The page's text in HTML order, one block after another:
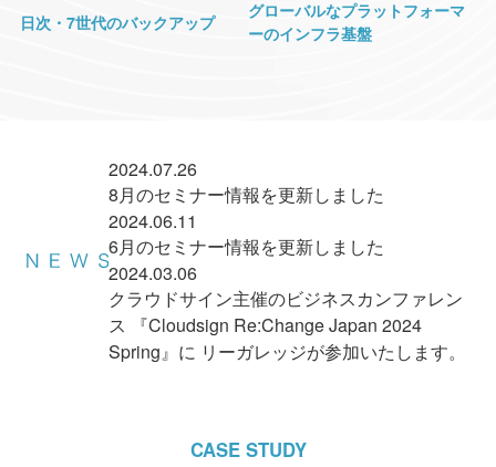
日次・7世代のバックアップ
グローバルなプラットフォーマ
ーのインフラ基盤
2024.07.26
8月のセミナー情報を更新しました
2024.06.11
6月のセミナー情報を更新しました
2024.03.06
クラウドサイン主催のビジネスカンファレン
ス 『Cloudsign Re:Change Japan 2024
Spring』に リーガレッジが参加いたします。
CASE STUDY